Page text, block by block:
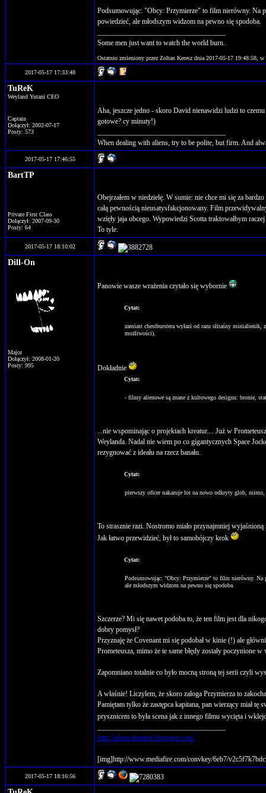
Podsumowując: "Obcy: Przymierze" to film nierówny. Na
powiedzieć, ale młodszym widzom na pewno się spodoba.
Some men just want to watch the world burn.
Ostatnio zmieniony przez Zoltan Keresz dnia 2017-05-17 19:48:58, w
2017-05-17 17:33:48
TuReK
Weyland Yutani CEO
Captain
Dołączył: 2002-07-17
Posty: 573
Aha, jeszcze jedno - skoro David nienawidzi ludzi to
gotowe? cy minuty!)
When dealing with aliens, try to be polite, but firm. And
2017-05-17 17:46:55
BartTP
Private First Class
Dołączył: 2007-09-30
Posty: 64
Obejrzałem w niedzielę. W sumie: nie chce mi się za
całą pewnością nieusatysfakcjonowany. Film
wzięły jaja obcego. Wypowiedzi Scotta traktowałbym
To tyle.
2017-05-17 18:10:02
Dill-On
Major
Dołączył: 2008-01-20
Posty: 995
Panowie wasze wrażenia czytało się wybornie
Cytat:
zamiast chestburstera wyłazi od razu słitaśny
możliwości).
Dokładnie
Cytat:
- filmy alienowe są znane z kultowego designu: bronie,
...nie wspominając o projektach kreatur.... Już w
Weylanda. Nadal nie wiem po co gigantycznych Space
rezygnować z ideału na rzecz banału.
Cytat:
pierwszy oficer nakazuje lot na nowo odkryty glob,
To strasznie razi. Nostromo miało przynajmniej
Jak łatwo przewidzieć, był to samobójczy krok
Cytat:
Podsumowując: "Obcy: Przymierze" to film nierówny. Na
ale młodszym widzom na pewno się spodoba.
Szczerze? Mi się nawet podoba to, że ten film jest dla
dobry pomysł?
Przyznaję że Covenant mi się podobał w kinie (!) ale
Prometeusza, mimo że te same błędy zostały poczynione
Zapomniano totalnie co było mocną stroną tej serii czyli
A właśnie! Liczylem, że skoro załoga Przymierza to
Pamiętam tylko że zastępca kapitana, pan wierzący miał
prysznicem to była scena jak z innego filmu wycięta i
http://alienschamber.blogspot.com/
[img]http://www.mediafire.com/convkey/6eb7/
2017-05-17 18:16:56